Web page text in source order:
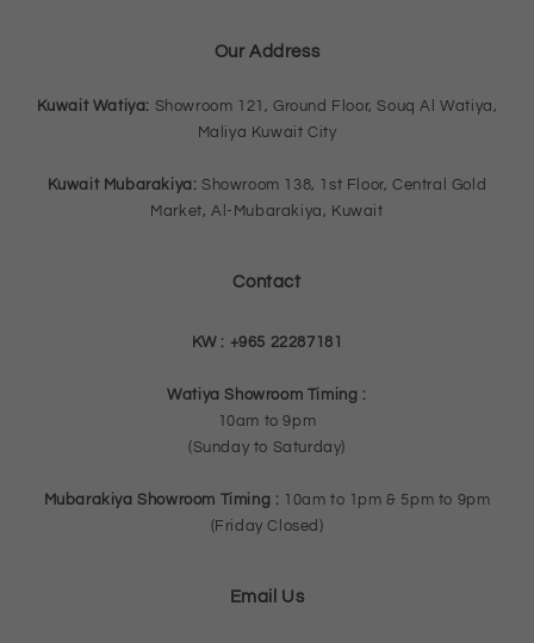
Our Address
Kuwait Watiya: Showroom 121, Ground Floor, Souq Al Watiya,
Maliya Kuwait City
Kuwait Mubarakiya:Showroom 138, 1st Floor, Central Gold
Market, Al-Mubarakiya, Kuwait
Contact
KW : +965 22287181
Watiya Showroom Timing :
10am to 9pm
(Sunday to Saturday)
Mubarakiya Showroom Timing : 10am to 1pm & 5pm to 9pm
(Friday Closed)
Email Us